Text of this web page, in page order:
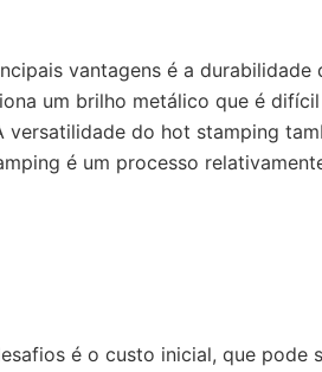
vantagens é a durabilidade
um brilho metálico que é
do hot stamping
é um processo
é o custo inicial, que pode